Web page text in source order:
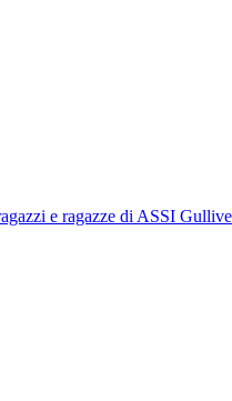
e ragazze di ASSI